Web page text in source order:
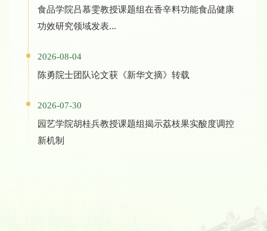
食品学院吕慕雯教授课题组在香辛料功能食品健康
功效研究领域发表...
2026-08-04
陈勇院士团队论文获《新华文摘》转载
2026-07-30
园艺学院胡桂兵教授课题组揭示荔枝果实酸度调控
新机制